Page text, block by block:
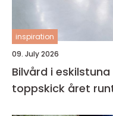
inspiration
09. July 2026
Bilvård i eskilstuna så håller du bilen i
toppskick året